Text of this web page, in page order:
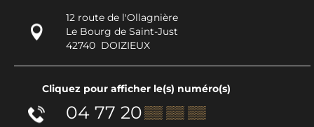
12 route de l'Ollagnière
Le Bourg de Saint-Just
42740 DOIZIEUX
Cliquez pour afficher le(s) numéro(s)
04 77 20▒▒ ▒▒ ▒▒